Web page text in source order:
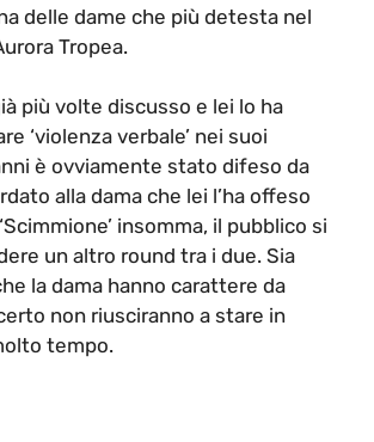
delle dame che più detesta nel
Tropea.
più volte discusso e lei lo ha
‘violenza verbale’ nei suoi
è ovviamente stato difeso da
alla dama che lei l’ha offeso
insomma, il pubblico si
un altro round tra i due. Sia
la dama hanno carattere da
non riusciranno a stare in
tempo.